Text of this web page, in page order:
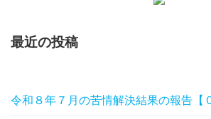
最近の投稿
令和８年７月の苦情解決結果の報告【